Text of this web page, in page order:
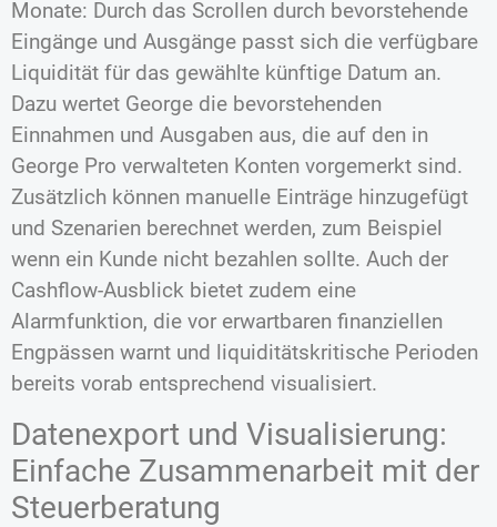
Monate: Durch das Scrollen durch bevorstehende
Eingänge und Ausgänge passt sich die verfügbare
Liquidität für das gewählte künftige Datum an.
Dazu wertet George die bevorstehenden
Einnahmen und Ausgaben aus, die auf den in
George Pro verwalteten Konten vorgemerkt sind.
Zusätzlich können manuelle Einträge hinzugefügt
und Szenarien berechnet werden, zum Beispiel
wenn ein Kunde nicht bezahlen sollte. Auch der
Cashflow-Ausblick bietet zudem eine
Alarmfunktion, die vor erwartbaren finanziellen
Engpässen warnt und liquiditätskritische Perioden
bereits vorab entsprechend visualisiert.
Datenexport und Visualisierung:
Einfache Zusammenarbeit mit der
Steuerberatung